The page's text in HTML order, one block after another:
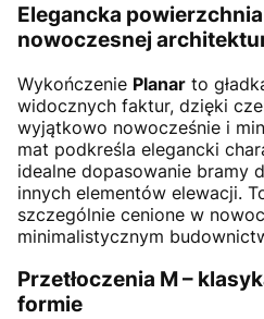
Elegancka
nowoczesnej
Wykończenie Planar to
widocznych faktur, dzięki
wyjątkowo nowocześnie i
mat podkreśla elegancki
idealne dopasowanie bramy
innych elementów elewacji.
szczególnie cenione w
minimalistycznym
Przetłoczenia M –
formie